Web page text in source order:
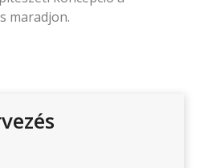
maradjon.